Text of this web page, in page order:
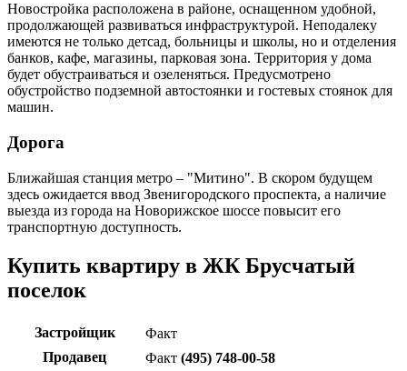
Новостройка расположена в районе, оснащенном удобной,
продолжающей развиваться инфраструктурой. Неподалеку
имеются не только детсад, больницы и школы, но и отделения
банков, кафе, магазины, парковая зона. Территория у дома
будет обустраиваться и озеленяться. Предусмотрено
обустройство подземной автостоянки и гостевых стоянок для
машин.
Дорога
Ближайшая станция метро – "Митино". В скором будущем
здесь ожидается ввод Звенигородского проспекта, а наличие
выезда из города на Новорижское шоссе повысит его
транспортную доступность.
Купить квартиру в ЖК Брусчатый
поселок
Застройщик
Факт
Продавец
Факт (495) 748-00-58